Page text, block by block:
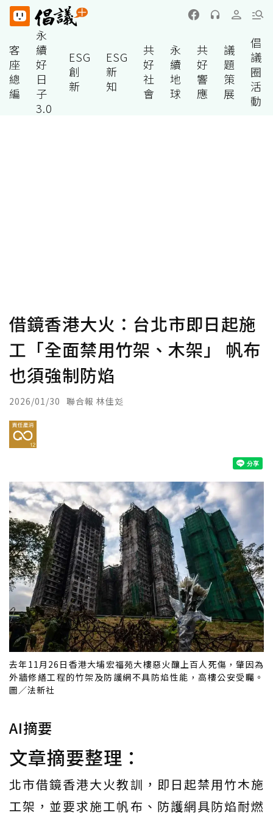
客
座
總
編
永
續
好
日
子
3.0
ESG
創
新
ESG
新
知
共
好
社
會
永
續
地
球
共
好
響
應
議
題
策
展
倡
議
圈
活
動
借鏡香港大火：台北市即日起施
工「全面禁用竹架、木架」 帆布
也須強制防焰
2026/01/30 聯合報 林佳彣
去年11月26日香港大埔宏福苑大樓惡火釀上百人死傷，肇因為
外牆修繕工程的竹架及防護網不具防焰性能，高樓公安受矚。
圖／法新社
AI摘要
文章摘要整理：
北市借鏡香港大火教訓，即日起禁用竹木施
工架，並要求施工帆布、防護網具防焰耐燃